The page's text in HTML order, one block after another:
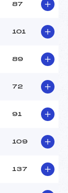
87
101
89
72
91
109
137